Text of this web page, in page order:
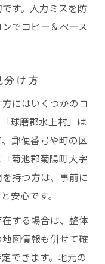
す。入力ミスを防
でコピー＆ペース
け方
にはいくつかのコ
球磨郡水上村」は
郵便番号や町の区
菊池郡菊陽町大字
持つ方は、事前に
安心です。
する場合は、整体
図情報も併せて確
できます。地元の